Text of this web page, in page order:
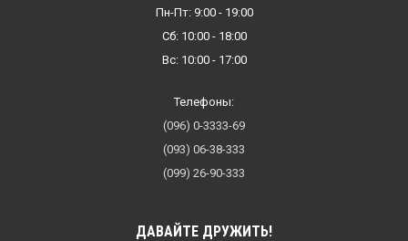
Пн-Пт: 9:00 - 19:00
Сб: 10:00 - 18:00
Вс: 10:00 - 17:00
Телефоны:
(096) 0-3333-69
(093) 06-38-333
(099) 26-90-333
ДАВАЙТЕ ДРУЖИТЬ!